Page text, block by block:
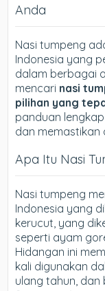
Anda
Nasi tumpeng
Indonesia yang
dalam berbagai
mencari nasi
pilihan yang
panduan
dan memastikan
Apa Itu Nasi
Nasi tumpeng
Indonesia yang
kerucut, yang
seperti ayam
Hidangan ini
kali digunakan
ulang tahun,